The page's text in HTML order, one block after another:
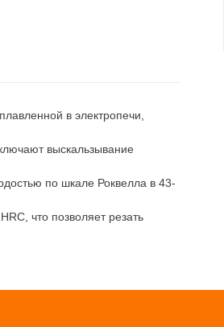
в электропечи,
выскальзывание
по шкале Роквелла в 43-
что позволяет резать